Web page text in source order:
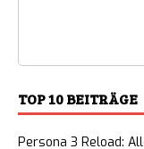
TOP 10 BEITRÄGE
Persona 3 Reload: